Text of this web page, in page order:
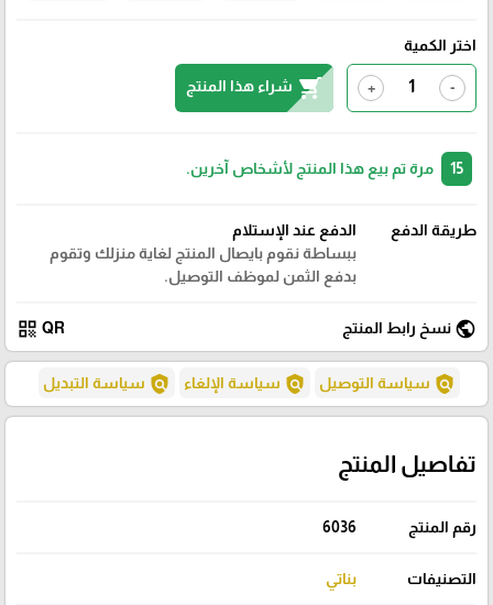
اختر الكمية
-
+
shopping_cart شراء هذا المنتج
مرة تم بيع هذا المنتج لأشخاص آخرين.
طريقة الدفع
الدفع عند الإستلام
ببساطة نقوم بايصال المنتج لغاية منزلك وتقوم
بدفع الثمن لموظف التوصيل.
public نسخ رابط المنتج QR
qr_code
policy سياسة التوصيل policy سياسة الإلغاء policy سياسة التبديل
تفاصيل المنتج
رقم المنتج 6036
التصنيفات بناتي